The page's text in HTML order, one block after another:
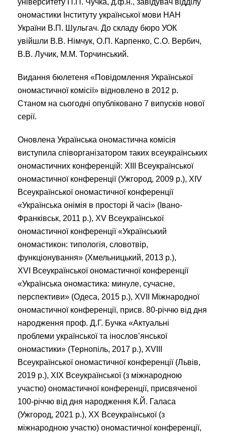
університету П.П. Чучка, д.ф.н., завідувач відділу
ономастики Інституту української мови НАН
України В.П. Шульгач. До складу бюро УОК
увійшли В.В. Німчук, О.П. Карпенко, С.О. Вербич,
В.В. Лучик, М.М. Торчинський.
Видання бюлетеня «Повідомлення Української
ономастичної комісії» відновлено в 2012 р.
Станом на сьогодні опубліковано 7 випусків нової
серії.
Оновлена Українська ономастична комісія
виступила співорганізатором таких всеукраїнських
ономастичних конференцій: ХІІІ Всеукраїнської
ономастичної конференції (Ужгород, 2009 р.), XIV
Всеукраїнської ономастичної конференції
«Українська онімія в просторі й часі» (Івано-
Франківськ, 2011 р.), XV Всеукраїнської
ономастичної конференції «Український
ономастикон: типологія, словотвір,
функціонування» (Хмельницький, 2013 р.),
XVI Всеукраїнської ономастичної конференції
«Українська ономастика: минуле, сучасне,
перспективи» (Одеса, 2015 р.), XVII Міжнародної
ономастичної конференції, присв. 80-річчю від дня
народження проф. Д.Г. Бучка «Актуальні
проблеми української та інослов’янської
ономастики» (Тернопіль, 2017 р.), XVIII
Всеукраїнської ономастичної конференції (Львів,
2019 р.), ХІХ Всеукраїнської (з міжнародною
участю) ономастичної конференції, присвяченої
100-річчю від дня народження К.Й. Галаса
(Ужгород, 2021 р.), ХХ Всеукраїнської (з
міжнародною участю) ономастичної конференції,